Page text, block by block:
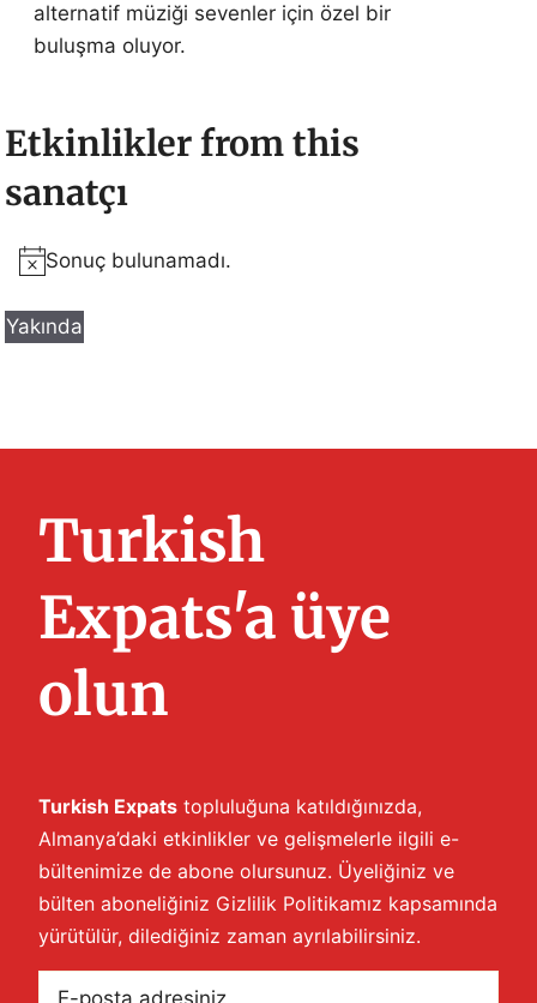
alternatif müziği sevenler için özel bir
buluşma oluyor.
Etkinlikler from this
sanatçı
N
o
t
Sonuç bulunamadı.
Yakında
i
Turkish
Expats'a üye
olun
Turkish Expats topluluğuna katıldığınızda,
Almanya’daki etkinlikler ve gelişmelerle ilgili e-
bültenimize de abone olursunuz. Üyeliğiniz ve
bülten aboneliğiniz Gizlilik Politikamız kapsamında
yürütülür, dilediğiniz zaman ayrılabilirsiniz.